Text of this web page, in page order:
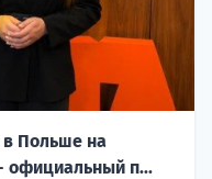
в Польше на
официальный п...